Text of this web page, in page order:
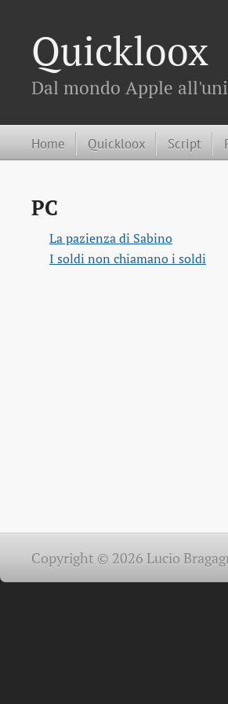
Quickloox
Dal mondo Apple
Home Quickloox Script
PC
La pazienza di Sabino
I soldi non chiamano i soldi
Copyright © 2026 Lucio